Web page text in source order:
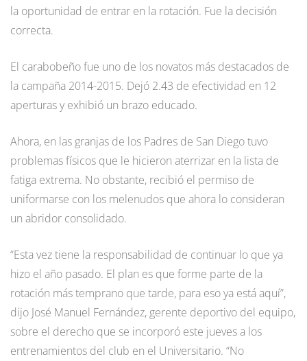
la oportunidad de entrar en la rotación. Fue la decisión
correcta.
El carabobeño fue uno de los novatos más destacados de
la campaña 2014-2015. Dejó 2.43 de efectividad en 12
aperturas y exhibió un brazo educado.
Ahora, en las granjas de los Padres de San Diego tuvo
problemas físicos que le hicieron aterrizar en la lista de
fatiga extrema. No obstante, recibió el permiso de
uniformarse con los melenudos que ahora lo consideran
un abridor consolidado.
“Esta vez tiene la responsabilidad de continuar lo que ya
hizo el año pasado. El plan es que forme parte de la
rotación más temprano que tarde, para eso ya está aquí”,
dijo José Manuel Fernández, gerente deportivo del equipo,
sobre el derecho que se incorporó este jueves a los
entrenamientos del club en el Universitario. “No